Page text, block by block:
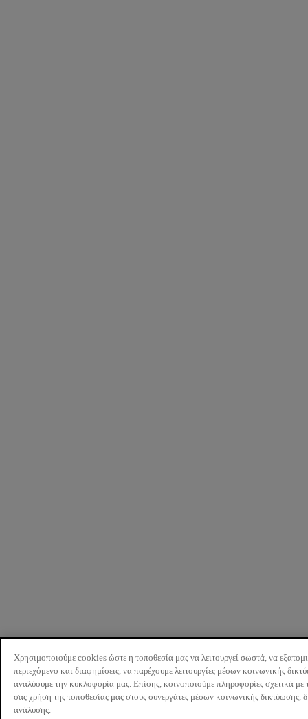
Χρησιμοποιούμε cookies ώστε η τοποθεσία μας να λειτουργεί σωστά, να
περιεχόμενο και διαφημίσεις, να παρέχουμε λειτουργίες μέσων κοινωνικής
αναλύουμε την κυκλοφορία μας. Επίσης, κοινοποιούμε πληροφορίες σχετικά με
σας χρήση της τοποθεσίας μας στους συνεργάτες μέσων κοινωνικής δικτύωσης,
ανάλυσης.